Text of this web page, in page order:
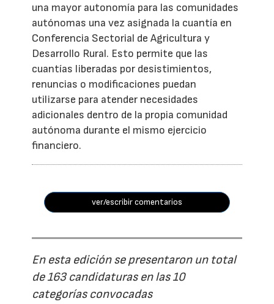
una mayor autonomía para las comunidades
autónomas una vez asignada la cuantía en
Conferencia Sectorial de Agricultura y
Desarrollo Rural. Esto permite que las
cuantías liberadas por desistimientos,
renuncias o modificaciones puedan
utilizarse para atender necesidades
adicionales dentro de la propia comunidad
autónoma durante el mismo ejercicio
financiero.
ver/escribir comentarios
En esta edición se presentaron un total
de 163 candidaturas en las 10
categorías convocadas